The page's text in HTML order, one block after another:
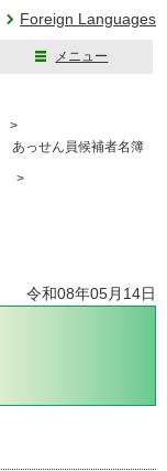
Foreign Languages
メニュー
>
あっせん員候補者名簿
>
令和08年05月14日